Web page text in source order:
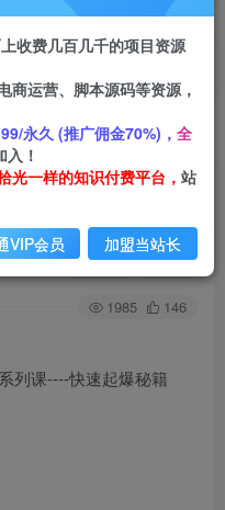
法系列课—-快速起爆
关注 私信
1985 146
收费几百几千的项目资源
商运营、脚本源码等资源，
永久 (推广佣金70%)， 全
！
光一样的知识付费平台， 站
VIP会员 加盟当站长